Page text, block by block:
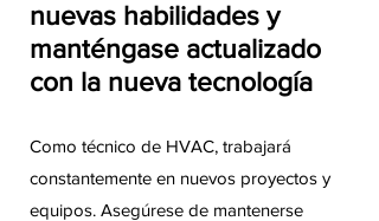
nuevas habilidades y
manténgase actualizado
con la nueva tecnología
Como técnico de HVAC, trabajará
constantemente en nuevos proyectos y
equipos. Asegúrese de mantenerse